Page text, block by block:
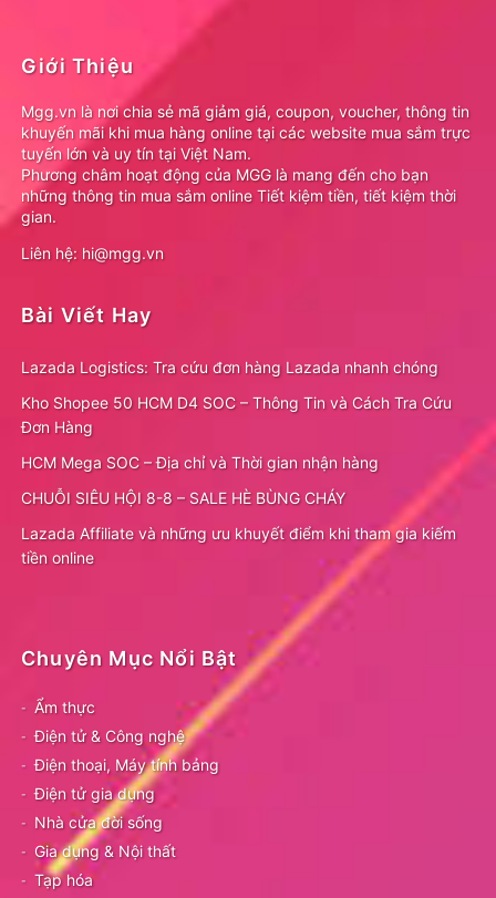
Giới Thiệu
Mgg.vn là nơi chia sẻ mã giảm giá, coupon, voucher, thông tin
khuyến mãi khi mua hàng online tại các website mua sắm trực
tuyến lớn và uy tín tại Việt Nam.
Phương châm hoạt động của MGG là mang đến cho bạn
những thông tin mua sắm online Tiết kiệm tiền, tiết kiệm thời
gian.
Liên hệ: hi@mgg.vn
Bài Viết Hay
Lazada Logistics: Tra cứu đơn hàng Lazada nhanh chóng
Kho Shopee 50 HCM D4 SOC – Thông Tin và Cách Tra Cứu
Đơn Hàng
HCM Mega SOC – Địa chỉ và Thời gian nhận hàng
CHUỖI SIÊU HỘI 8-8 – SALE HÈ BÙNG CHÁY
Lazada Affiliate và những ưu khuyết điểm khi tham gia kiếm
tiền online
Chuyên Mục Nổi Bật
Ẩm thực
Điện tử & Công nghệ
Điện thoại, Máy tính bảng
Điện tử gia dụng
Nhà cửa đời sống
Gia dụng & Nội thất
Tạp hóa